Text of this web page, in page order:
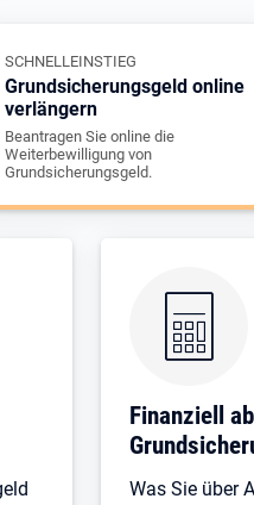
SCHNELLEINSTIEG
Grundsicherungsgeld online
verlängern
Beantragen Sie online die
Weiterbewilligung von
Grundsicherungsgeld.
Finanziell
Was Sie über